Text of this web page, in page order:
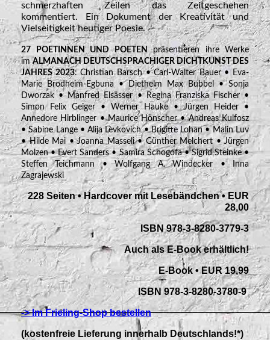
schmerzhaften Zeilen das Zeitgeschehen
kommentiert. Ein Dokument der Kreativität und
Vielseitigkeit heutiger Poesie.
27 POETINNEN UND POETEN präsentieren ihre Werke
imALMANACH DEUTSCHSPRACHIGER DICHTKUNST DES
JAHRES 2023: Christian Barsch • Carl-Walter Bauer • Eva-
Marie Brodheim-Egbuna • Diethelm Max Bubbel • Sonja
Dworzak • Manfred Elsässer • Regina Franziska Fischer •
Simon Felix Geiger • Werner Hauke • Jürgen Heider •
Annedore Hirblinger • Maurice Hönscher • Andreas Kulfosz
• Sabine Lange • Alija Levkovich • Brigitte Lohan • Malin Luv
• Hilde Mai • Joanna Masseli • Günther Melchert • Jürgen
Molzen • Evert Sanders • Samira Schogofa • Sigrid Steinke •
Steffen Teichmann • Wolfgang A. Windecker • Inna
Zagrajewski
228 Seiten • Hardcover mit Lesebändchen • EUR
28,00
ISBN 978-3-8280-3779-3
Auch als E-Book erhältlich!
E-Book • EUR 19,99
ISBN 978-3-8280-3780-9
-> Im Frieling-Shop bestellen
(kostenfreie Lieferung innerhalb Deutschlands!*)